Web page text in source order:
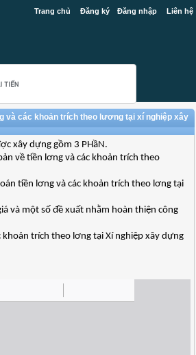
Trang chủ Đăng ký Đăng nhập Liên hệ
và các khoản trích theo lương tại xí nghiệp xây
xây dựng gồm 3 PHầN.
về tiền lơng và các khoản trích theo
tiền lơng và các khoản trích theo lơng tại
và một số đề xuất nhằm hoàn thiện công
khoản trích theo lơng tại Xí nghiệp xây dựng